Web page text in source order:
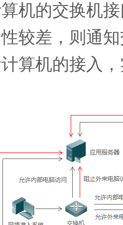
机的交换机
较差，则通
算机的接入